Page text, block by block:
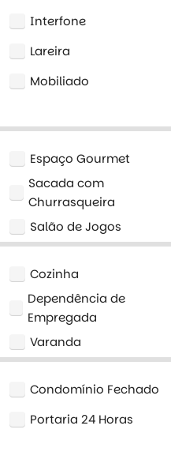
Interfone
Lareira
Mobiliado
Espaço Gourmet
Sacada com
Churrasqueira
Salão de Jogos
Cozinha
Dependência de
Empregada
Varanda
Condomínio Fechado
Portaria 24 Horas